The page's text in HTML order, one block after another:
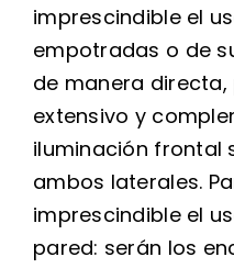
imprescindible el
empotradas o de
de manera directa,
extensivo y
iluminación frontal
ambos laterales.
imprescindible el
pared: serán los